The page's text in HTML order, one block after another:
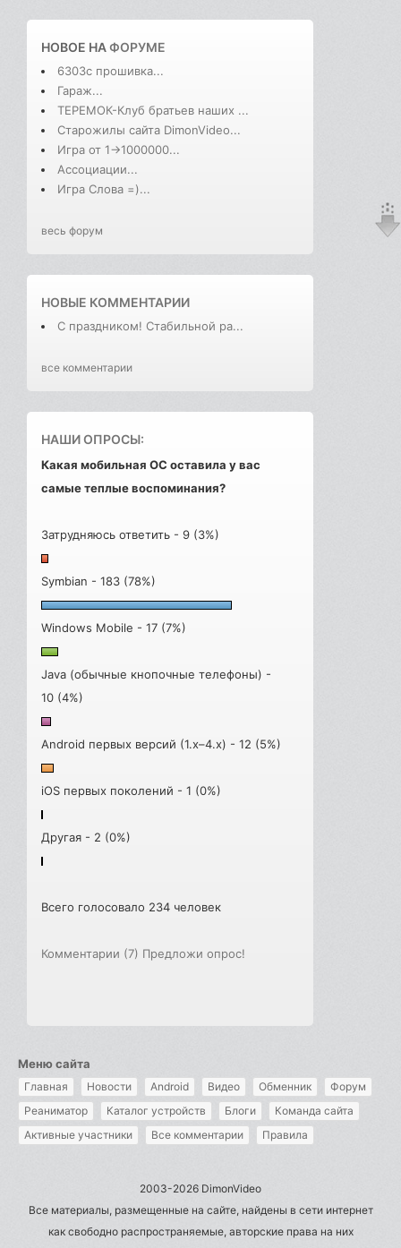
НОВОЕ НАФОРУМЕ
6303с прошивка...
Гараж...
ТЕРЕМОК-Клуб братьев наших ...
Старожилы сайта DimonVideo...
Игра от 1->1000000...
Ассоциации...
Игра Слова =)...
весь форум
НОВЫЕ КОММЕНТАРИИ
С праздником! Стабильной ра...
все комментарии
НАШИ ОПРОСЫ:
Какая мобильная ОС оставила у вас
самые теплые воспоминания?
Затрудняюсь ответить - 9 (3%)
Symbian - 183 (78%)
Windows Mobile - 17 (7%)
Java (обычные кнопочные телефоны) -
10 (4%)
Android первых версий (1.x–4.x) - 12 (5%)
iOS первых поколений - 1 (0%)
Другая - 2 (0%)
Всего голосовало 234 человек
Комментарии (7) Предложи опрос!
Меню сайта
Главная Новости Android Видео Обменник
Форум
Реаниматор
Каталог устройств Блоги
Команда сайта
Активные участники
Все комментарии Правила
2003-2026 DimonVideo
Все материалы, размещенные на сайте, найдены в сети интернет
как свободно распространяемые, авторские права на них